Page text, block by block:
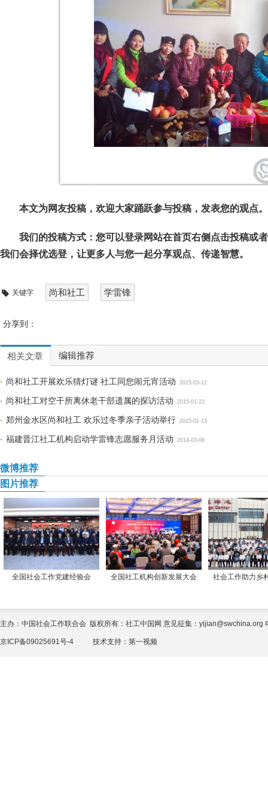
本文为网友投稿，欢迎大家踊跃参与投稿，发表您的观点。
我们的投稿方式：您可以登录网站在首页右侧点击投稿或
我们会择优选登，让更多人与您一起分享观点、传递智慧。
关键字 尚和社工 学雷锋
分享到：
相关文章 编辑推荐
尚和社工开展欢乐猜灯谜 社工同您闹元宵活动 2015-03-12
尚和社工对空干所离休老干部遗属的探访活动 2015-01-23
郑州金水区尚和社工 欢乐过冬季亲子活动举行 2015-01-13
福建晋江社工机构启动学雷锋志愿服务月活动 2014-03-06
微博推荐
图片推荐
全国社会工作党建经验会 全国社工机构创新发展大会 社会工作助力乡
主办：中国社会工作联合会 版权所有：社工中国网 意见征集：yijian@swchina.org
京ICP备09025691号-4 技术支持： 第一视频